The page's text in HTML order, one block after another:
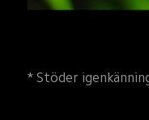
* Stöder